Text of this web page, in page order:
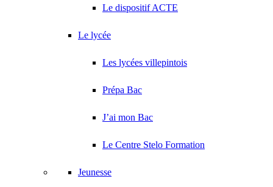
Le dispositif ACTE
Le lycée
Les lycées villepintois
Prépa Bac
J’ai mon Bac
Le Centre Stelo Formation
Jeunesse